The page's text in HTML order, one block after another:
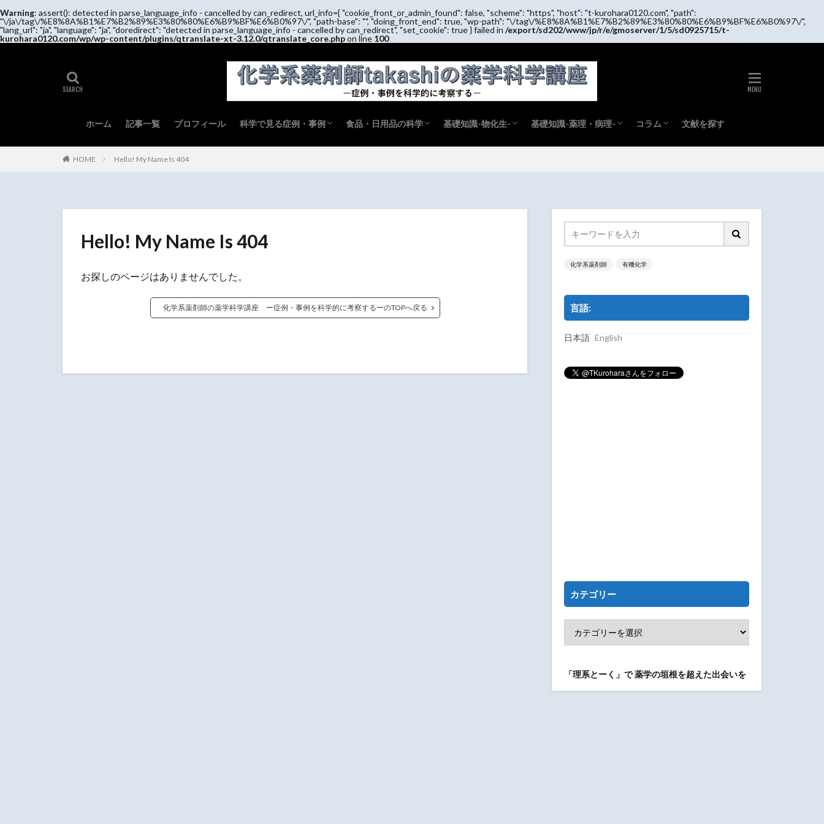
Warning: assert(): detected in parse_language_info - cancelled by can_redirect, url_info={ "cookie_front_or_admin_found": false, "scheme": "https", "host": "t-kurohara0120.com", "path":
"\/ja\/tag\/%E8%8A%B1%E7%B2%89%E3%80%80%E6%B9%BF%E6%B0%97\/", "path-base": "", "doing_front_end": true, "wp-path": "\/tag\/%E8%8A%B1%E7%B2%89%E3%80%80%E6%B9%BF%E6%B0%97\/",
"lang_url": "ja", "language": "ja", "doredirect": "detected in parse_language_info - cancelled by can_redirect", "set_cookie": true } failed in /export/sd202/www/jp/r/e/gmoserver/1/5/sd0925715/t-
kurohara0120.com/wp/wp-content/plugins/qtranslate-xt-3.12.0/qtranslate_core.phpon line 100
ホーム 記事一覧 プロフィール 科学で見る症例・事例
症例・事例の科学
実務と薬
実務と病理
錠剤・散剤配合変化
注射剤配合変化
食品・日用品の科学
食品の科学
日用品の科学
生活の科学
基礎知識-物化生-
物理
物理化学
化学
生化学
生物
衛生
衛生有機化学
基礎知識-薬理・病理-
薬理
病理
薬物動態
薬剤
コラム
勉強方法
市販薬(OTC)紹介
その他
文献を探す
HOME Hello! My Name Is 404
Hello! My Name Is 404
お探しのページはありませんでした。
化学系薬剤師の薬学科学講座 ー症例・事例を科学的に考察するーのTOPへ戻る
化学系薬剤師 有機化学
言語:
日本語 English
カテゴリー
「理系とーく」で薬学の垣根を超えた出会いを